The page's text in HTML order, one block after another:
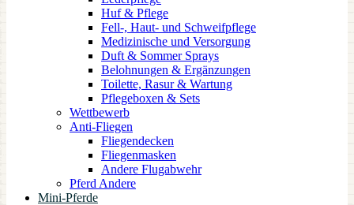
Huf & Pflege
Fell-, Haut- und Schweifpflege
Medizinische und Versorgung
Duft & Sommer Sprays
Belohnungen & Ergänzungen
Toilette, Rasur & Wartung
Pflegeboxen & Sets
Wettbewerb
Anti-Fliegen
Fliegendecken
Fliegenmasken
Andere Flugabwehr
Pferd Andere
Mini-Pferde